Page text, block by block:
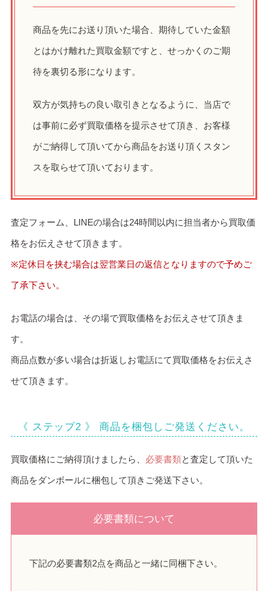
商品を先にお送り頂いた場合、期待していた金額
とはかけ離れた買取金額ですと、せっかくのご期
待を裏切る形になります。
双方が気持ちの良い取引きとなるように、当店で
は事前に必ず買取価格を提示させて頂き、お客様
がご納得して頂いてから商品をお送り頂くスタン
スを取らせて頂いております。
査定フォーム、LINEの場合は24時間以内に担当者から買取価
格をお伝えさせて頂きます。
※定休日を挟む場合は翌営業日の返信となりますので予めご
了承下さい。
お電話の場合は、その場で買取価格をお伝えさせて頂きま
す。
商品点数が多い場合は折返しお電話にて買取価格をお伝えさ
せて頂きます。
《 ステップ2 》 商品を梱包しご発送ください。
買取価格にご納得頂けましたら、 必要書類と査定して頂いた
商品をダンボールに梱包して頂きご発送下さい。
必要書類について
下記の必要書類2点を商品と一緒に同梱下さい。